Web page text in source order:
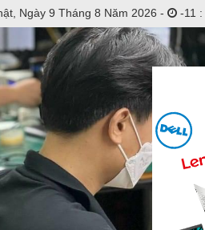
Ngày 9 Tháng 8 Năm 2026 - -11 :